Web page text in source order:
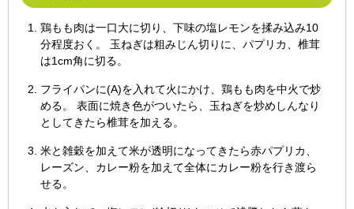
鶏もも肉は一口大に切り、下味の塩レモンを揉み込み10
分程度おく。 玉ねぎは粗みじん切りに、パプリカ、椎茸
は1cm角に切る。
フライパンに(A)を入れて火にかけ、鶏もも肉を中火で炒
める。 表面に焼き色がついたら、玉ねぎを炒めしんなり
としてきたら椎茸を加える。
米と雑穀を加えて米が透明になってきたら赤パプリカ、
レーズン、カレー粉を加えて全体にカレー粉を行き渡ら
せる。